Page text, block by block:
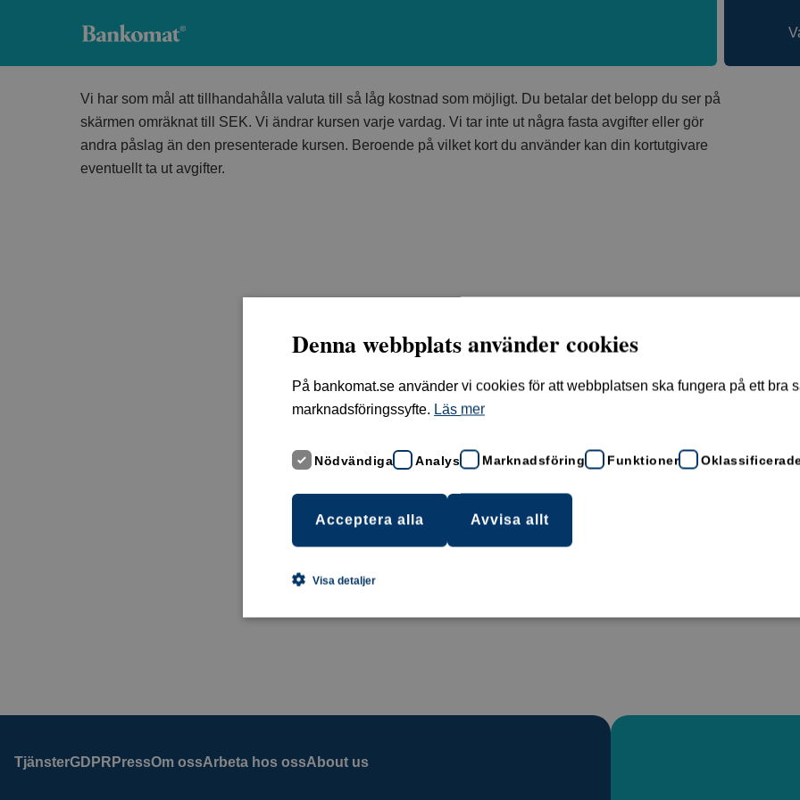
Bankomat
Vi har som mål att tillhandahålla valuta till så låg kostnad som möjligt. Du betalar det belopp du ser på
skärmen omräknat till SEK. Vi ändrar kursen varje vardag. Vi tar inte ut några fasta avgifter eller gör
andra påslag än den presenterade kursen. Beroende på vilket kort du använder kan din kortutgivare
eventuellt ta ut avgifter.
TjänsterGDPR PressOm ossArbeta hos ossAbout us
Denna webbplats använder cookies
På bankomat.se använder vi cookies för att webbplatsen ska fungera på ett bra
marknadsföringssyfte. Läs mer
Nödvändiga Analys Marknadsföring Funktioner
Acceptera alla Avvisa allt
Visa detaljer